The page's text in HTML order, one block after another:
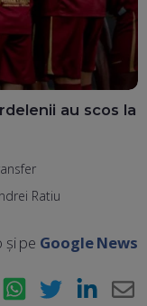
au scos la
Ratiu
și pe Google News
WhatsApp Twitter LinkedIn